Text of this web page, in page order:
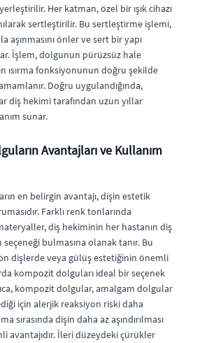
Her katman, özel bir ışık cihazı
sertleştirilir. Bu sertleştirme işlemi,
aşınmasını önler ve sert bir yapı
İşlem, dolgunun pürüzsüz hale
ısırma fonksiyonunun doğru şekilde
Doğru uygulandığında,
diş hekimi tarafından uzun yıllar
sunar.
Avantajları ve Kullanım
en belirgin avantajı, dişin estetik
Farklı renk tonlarında
diş hekiminin her hastanın diş
bulmasına olanak tanır. Bu
dişlerde veya gülüş estetiğinin önemli
kompozit dolguları ideal bir seçenek
kompozit dolgular, amalgam dolgular
için alerjik reaksiyon riski daha
sırasında dişin daha az aşındırılması
avantajıdır. İleri düzeydeki çürükler